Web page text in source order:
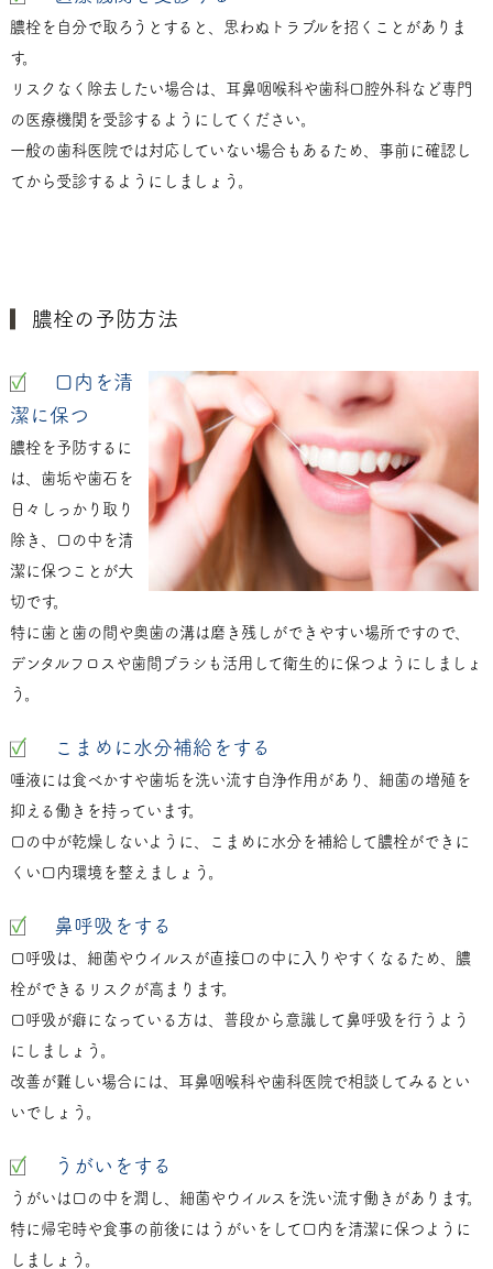
膿栓を自分で取ろうとすると、思わぬトラブルを招くことがありま
す。
リスクなく除去したい場合は、耳鼻咽喉科や歯科口腔外科など専門
の医療機関を受診するようにしてください。
一般の歯科医院では対応していない場合もあるため、事前に確認し
てから受診するようにしましょう。
膿栓の予防方法
口内を清
潔に保つ
膿栓を予防するに
は、歯垢や歯石を
日々しっかり取り
除き、口の中を清
潔に保つことが大
切です。
特に歯と歯の間や奥歯の溝は磨き残しができやすい場所ですので、
デンタルフロスや歯間ブラシも活用して衛生的に保つようにしましょ
う。
こまめに水分補給をする
唾液には食べかすや歯垢を洗い流す自浄作用があり、細菌の増殖を
抑える働きを持っています。
口の中が乾燥しないように、こまめに水分を補給して膿栓ができに
くい口内環境を整えましょう。
鼻呼吸をする
口呼吸は、細菌やウイルスが直接口の中に入りやすくなるため、膿
栓ができるリスクが高まります。
口呼吸が癖になっている方は、普段から意識して鼻呼吸を行うよう
にしましょう。
改善が難しい場合には、耳鼻咽喉科や歯科医院で相談してみるとい
いでしょう。
うがいをする
うがいは口の中を潤し、細菌やウイルスを洗い流す働きがあります。
特に帰宅時や食事の前後にはうがいをして口内を清潔に保つように
しましょう。